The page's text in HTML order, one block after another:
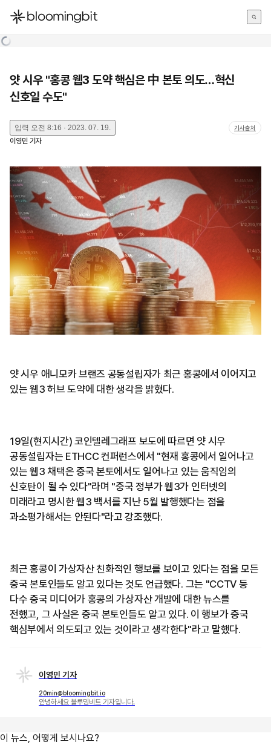
한국어
얏 시우 "홍콩 웹3 도약 핵심은 中 본토 의도…혁신
신호일 수도"
입력 오전 8:16 · 2023. 07. 19. 기사출처
이영민 기자
얏 시우 애니모카 브랜즈 공동설립자가 최근 홍콩에서 이어지고
있는 웹3 허브 도약에 대한 생각을 밝혔다.
19일(현지시간) 코인텔레그래프 보도에 따르면 얏 시우
공동설립자는 ETHCC 컨퍼런스에서 "현재 홍콩에서 일어나고
있는 웹3 채택은 중국 본토에서도 일어나고 있는 움직임의
신호탄이 될 수 있다"라며 "중국 정부가 웹3가 인터넷의
미래라고 명시한 웹3 백서를 지난 5월 발행했다는 점을
과소평가해서는 안된다"라고 강조했다.
최근 홍콩이 가상자산 친화적인 행보를 보이고 있다는 점을 모든
중국 본토인들도 알고 있다는 것도 언급했다. 그는 "CCTV 등
다수 중국 미디어가 홍콩의 가상자산 개발에 대한 뉴스를
전했고, 그 사실은 중국 본토인들도 알고 있다. 이 행보가 중국
핵심부에서 의도되고 있는 것이라고 생각한다"라고 말했다.
이영민 기자
20min@bloomingbit.io
안녕하세요 블루밍비트 기자입니다.
이 뉴스, 어떻게 보시나요?